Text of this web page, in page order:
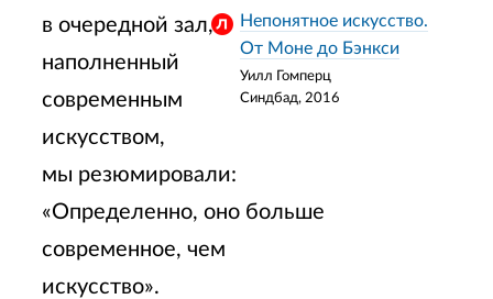
Непонятное искусство.
От Моне до Бэнкси
Уилл Гомперц
Синдбад, 2016
в очередной зал,
наполненный
современным
искусством,
мы резюмировали:
«Определенно, оно больше
современное, чем
искусство».